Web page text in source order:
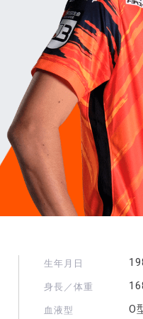
生年月日
身長／体重
血液型 O